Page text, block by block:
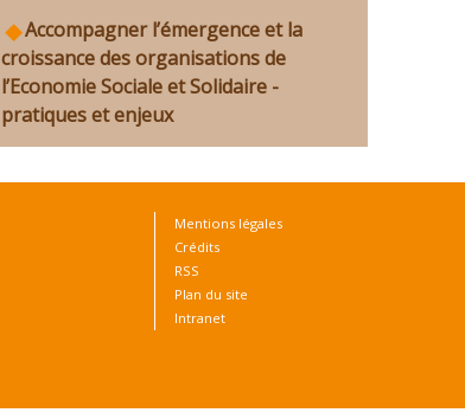
Accompagner l’émergence et la
croissance des organisations de
l’Economie Sociale et Solidaire -
pratiques et enjeux
Mentions légales
Crédits
RSS
Plan du site
Intranet